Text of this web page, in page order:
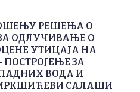
РЕШЕЊА О
ОДЛУЧИВАЊЕ О
УТИЦАЈА НА
ЗА
ВОДА И
САЛАШИ